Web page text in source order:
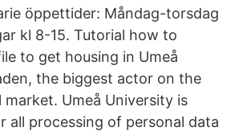
öppettider: Måndag-torsdag
kl 8-15. Tutorial how to
to get housing in Umeå
the biggest actor on the
market. Umeå University is
all processing of personal data